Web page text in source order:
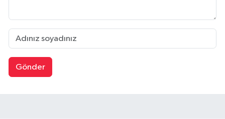
Gönder